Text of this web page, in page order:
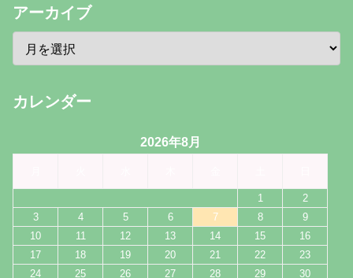
アーカイブ
カレンダー
2026年8月
1
2
3
4 5 6 7 8
9
10
11 12 13 14 15
16
17
18 19 20 21 22
23
24
25 26 27 28 29 30